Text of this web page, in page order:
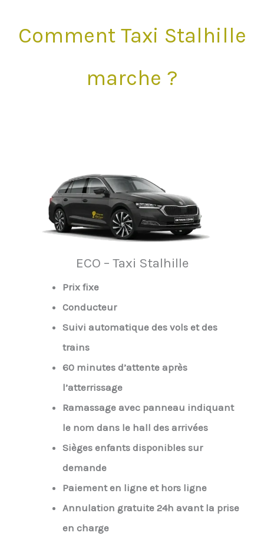
Comment Taxi Stalhille
marche ?
ECO – Taxi Stalhille
Prix fixe
Conducteur
Suivi automatique des vols et des
trains
60 minutes d’attente après
l’atterrissage
Ramassage avec panneau indiquant
le nom dans le hall des arrivées
Sièges enfants disponibles sur
demande
Paiement en ligne et hors ligne
Annulation gratuite 24h avant la prise
en charge